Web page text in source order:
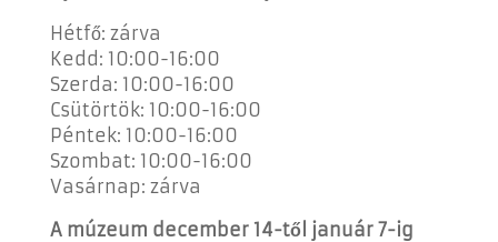
Hétfő: zárva
Kedd: 10:00-16:00
Szerda: 10:00-16:00
Csütörtök: 10:00-16:00
Péntek: 10:00-16:00
Szombat: 10:00-16:00
Vasárnap: zárva
A múzeum december 14-től január 7-ig